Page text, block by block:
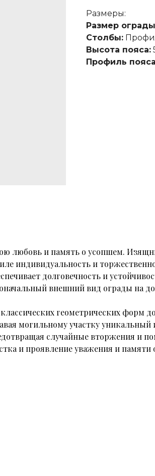
Размеры:
Размер
Столбы:
Высота пояса:
Профиль
любовь и память о усопшем.
индивидуальность и
долговечность и
внешний вид ограды на
геометрических форм
могильному участку
случайные вторжения и
и проявление уважения и